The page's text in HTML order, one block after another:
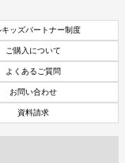
キッズパートナー制度
ご購入について
よくあるご質問
お問い合わせ
資料請求